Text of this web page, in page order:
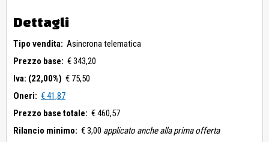
Dettagli
Tipo vendita: Asincrona telematica
Prezzo base: € 343,20
Iva: (22,00%) € 75,50
Oneri: € 41,87
Prezzo base totale: € 460,57
Rilancio minimo: € 3,00 applicato anche alla prima offerta